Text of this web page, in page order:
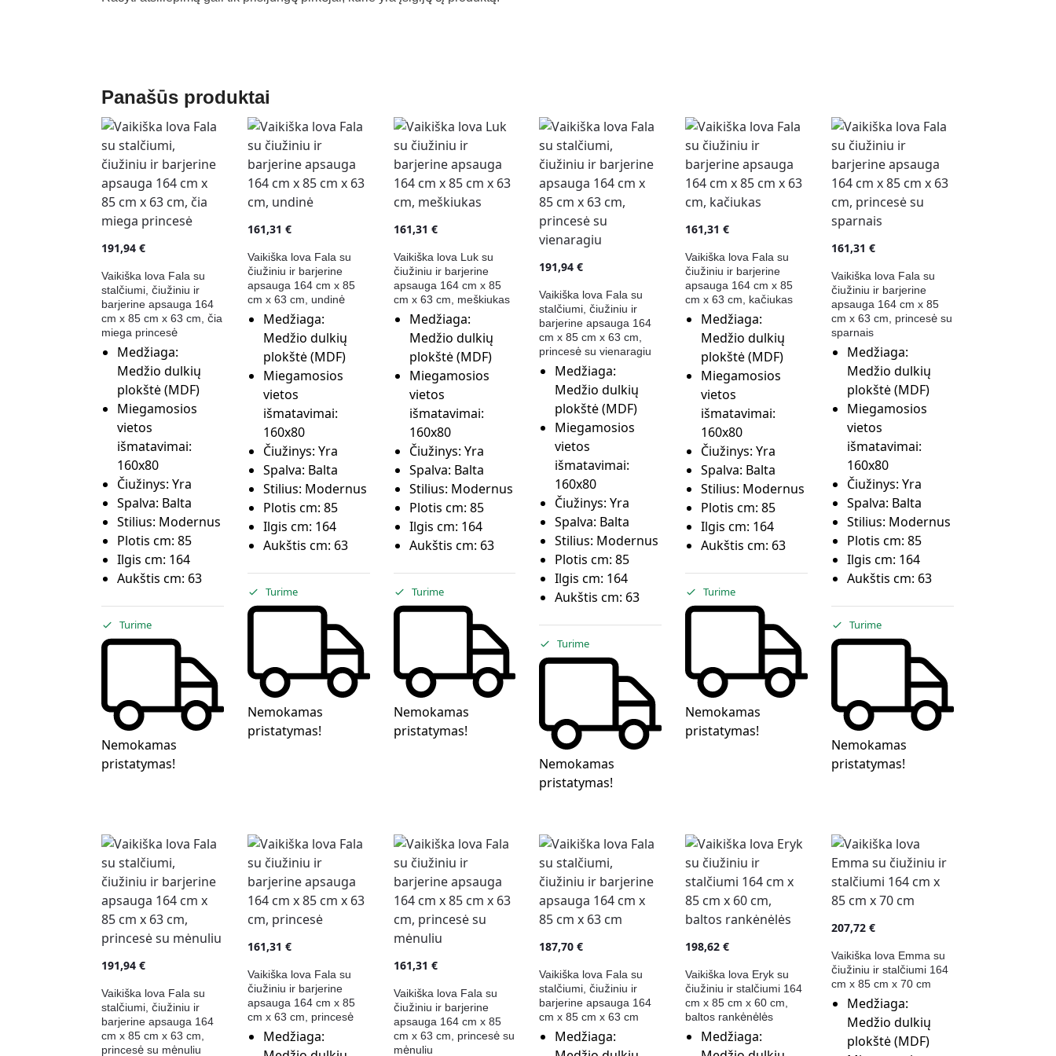
Panašūs produktai
191,94 €
Vaikiška lova Fala su
stalčiumi, čiužiniu ir
barjerine apsauga 164
cm x 85 cm x 63 cm, čia
miega princesė
Medžiaga:
Medžio dulkių
plokštė (MDF)
Miegamosios
vietos
išmatavimai:
160x80
Čiužinys: Yra
Spalva: Balta
Stilius: Modernus
Plotis cm: 85
Ilgis cm: 164
Aukštis cm: 63
Turime
Nemokamas
pristatymas!
161,31 €
Vaikiška lova Fala su
čiužiniu ir barjerine
apsauga 164 cm x 85
cm x 63 cm, undinė
Medžiaga:
Medžio dulkių
plokštė (MDF)
Miegamosios
vietos
išmatavimai:
160x80
Čiužinys: Yra
Spalva: Balta
Stilius: Modernus
Plotis cm: 85
Ilgis cm: 164
Aukštis cm: 63
Turime
Nemokamas
pristatymas!
161,31 €
Vaikiška lova Luk su
čiužiniu ir barjerine
apsauga 164 cm x 85
cm x 63 cm, meškiukas
Medžiaga:
Medžio dulkių
plokštė (MDF)
Miegamosios
vietos
išmatavimai:
160x80
Čiužinys: Yra
Spalva: Balta
Stilius: Modernus
Plotis cm: 85
Ilgis cm: 164
Aukštis cm: 63
Turime
Nemokamas
pristatymas!
191,94€
Vaikiška lova Fala su
stalčiumi, čiužiniu ir
barjerine apsauga 164
cm x 85 cm x 63 cm,
princesė su vienaragiu
Medžiaga:
Medžio dulkių
plokštė (MDF)
Miegamosios
vietos
išmatavimai:
160x80
Čiužinys:Yra
Spalva: Balta
Stilius: Modernus
Plotis cm:85
Ilgis cm: 164
Aukštis cm: 63
Turime
Nemokamas
pristatymas!
161,31€
Vaikiška lova Fala su
čiužiniu ir barjerine
apsauga 164 cm x 85
cm x 63 cm, kačiukas
Medžiaga:
Medžio dulkių
plokštė (MDF)
Miegamosios
vietos
išmatavimai:
160x80
Čiužinys:Yra
Spalva: Balta
Stilius: Modernus
Plotis cm:85
Ilgis cm: 164
Aukštis cm: 63
Turime
Nemokamas
pristatymas!
161,31 €
Vaikiška lova Fala su
čiužiniu ir barjerine
apsauga 164 cm x 85
cm x 63 cm, princesė su
sparnais
Medžiaga:
Medžio dulkių
plokštė (MDF)
Miegamosios
vietos
išmatavimai:
160x80
Čiužinys: Yra
Spalva: Balta
Stilius: Modernus
Plotis cm: 85
Ilgis cm: 164
Aukštis cm: 63
Turime
Nemokamas
pristatymas!
191,94 €
Vaikiška lova Fala su
stalčiumi, čiužiniu ir
barjerine apsauga 164
cm x 85 cm x 63 cm,
princesė su mėnuliu
161,31 €
Vaikiška lova Fala su
čiužiniu ir barjerine
apsauga 164 cm x 85
cm x 63 cm, princesė
Medžiaga:
161,31 €
Vaikiška lova Fala su
čiužiniu ir barjerine
apsauga 164 cm x 85
cm x 63 cm, princesė su
mėnuliu
187,70€
Vaikiška lova Fala su
stalčiumi, čiužiniu ir
barjerine apsauga 164
cm x 85 cm x 63 cm
Medžiaga:
198,62€
Vaikiška lova Eryk su
čiužiniu ir stalčiumi 164
cm x 85 cm x 60 cm,
baltos rankėnėlės
Medžiaga:
207,72 €
Vaikiška lova Emma su
čiužiniu ir stalčiumi 164
cm x 85 cm x 70 cm
Medžiaga:
Medžio dulkių
plokštė (MDF)